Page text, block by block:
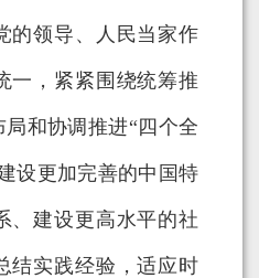
的领导、人民当家作
一，紧紧围绕统筹推
和协调推进“四个全
设更加完善的中国特
、建设更高水平的社
结实践经验，适应时